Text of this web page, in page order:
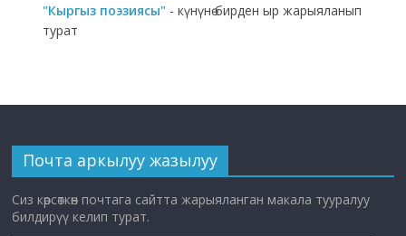
"Кыргыз поэзиясы" - күнүнө бирден ыр жарыяланып
турат
Почта аркылуу жазылуу
Сиз көрсөткөн почтага сайтта жарыяланган макала тууралуу
билдирүү келип турат.